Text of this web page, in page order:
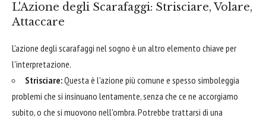
L'Azione degli Scarafaggi: Strisciare, Volare,
Attaccare
L'azione degli scarafaggi nel sogno è un altro elemento chiave per
l'interpretazione.
Strisciare:Questa è l'azione più comune e spesso simboleggia
problemi che si insinuano lentamente, senza che ce ne accorgiamo
subito, o che si muovono nell'ombra. Potrebbe trattarsi di una